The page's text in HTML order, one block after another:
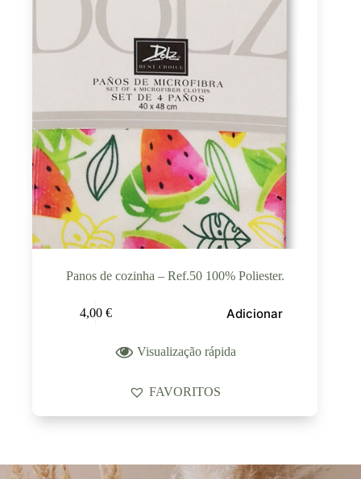
Panos de cozinha – Ref.50 100% Poliester.
4,00 € Adicionar
Visualização rápida
FAVORITOS